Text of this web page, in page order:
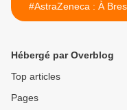
#AstraZeneca : À
Saint-Lô, Morlaix la
suspendue à cause des
nombreux effets
Hébergé par Overblog
Top articles
Pages